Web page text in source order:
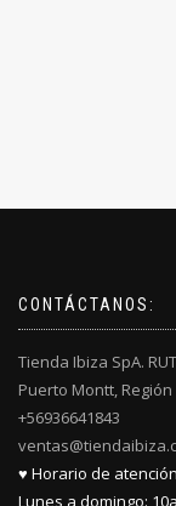
CONTÁCTANOS:
Tienda Ibiza SpA.
Puerto Montt,
+56936641843
♥ Horario de
Lunes a domingo: